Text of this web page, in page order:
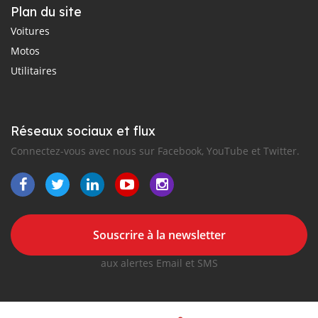
Plan du site
Voitures
Motos
Utilitaires
Réseaux sociaux et flux
Connectez-vous avec nous sur Facebook, YouTube et Twitter.
Souscrire à la newsletter
aux alertes Email et SMS